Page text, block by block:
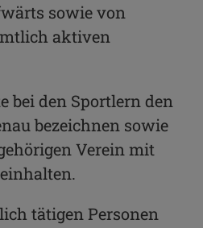
sowie von
aktiven
bei den Sportlern den
bezeichnen sowie
Verein mit
tätigen Personen